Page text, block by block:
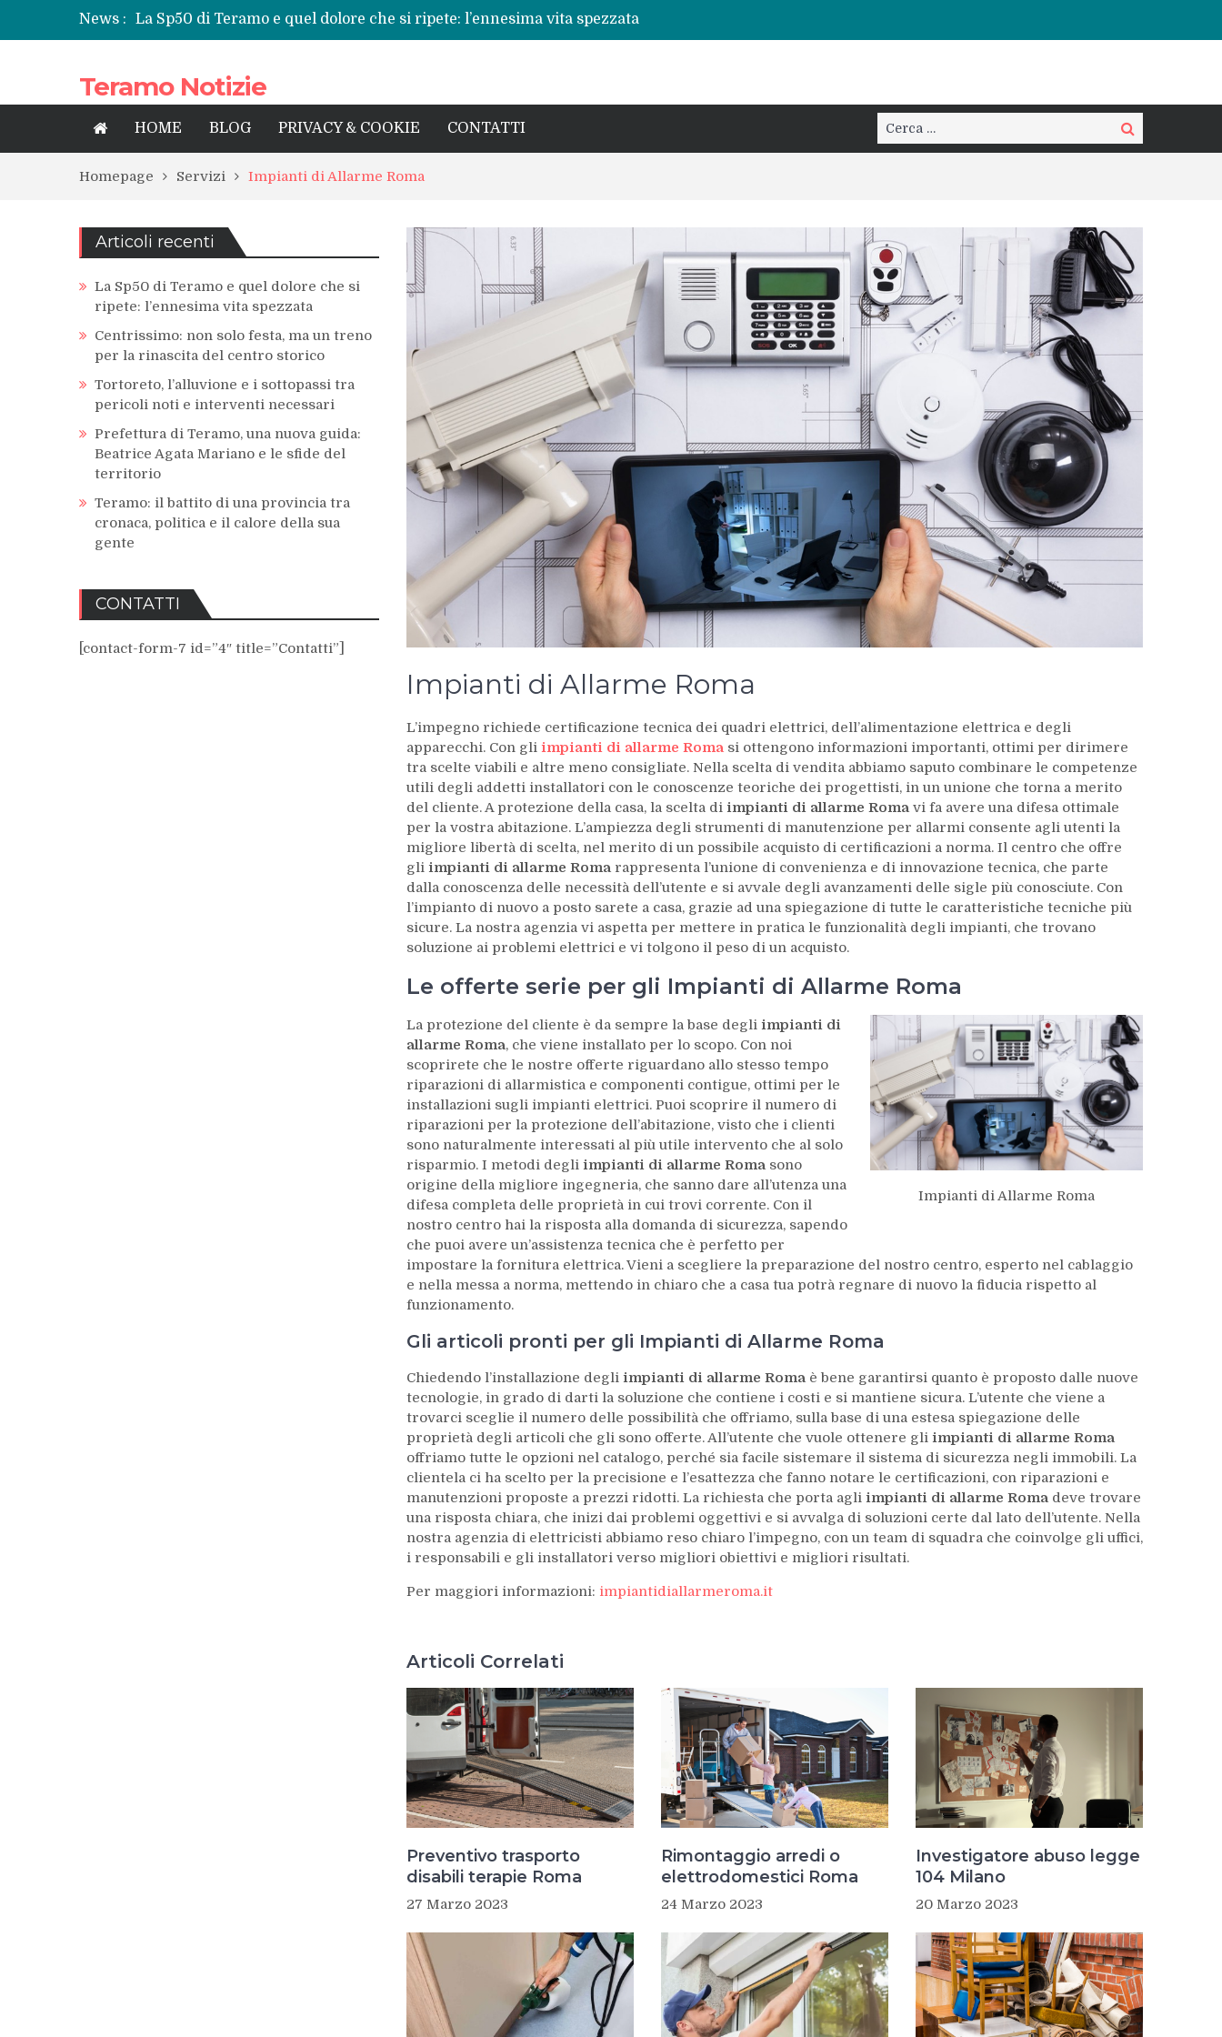
News :
La Sp50 di Teramo e quel dolore che si ripete: l’ennesima vita spezzata
Centrissimo: non solo festa, ma un treno per la rinascita del centro storico
Prefettura di Teramo, una nuova guida: Beatrice Agata Mariano e le sfide del
territorio
Teramo: il battito di una provincia tra cronaca, politica e il calore della sua gente
Teramo Notizie
HOME BLOG PRIVACY & COOKIE CONTATTI Cerca: Cerca
Homepage Servizi Impianti di Allarme Roma
Impianti di Allarme Roma
L’impegno richiede certificazione tecnica dei quadri elettrici, dell’alimentazione elettrica e degli
apparecchi. Con gli impianti di allarme Roma si ottengono informazioni importanti, ottimi per dirimere
tra scelte viabili e altre meno consigliate. Nella scelta di vendita abbiamo saputo combinare le competenze
utili degli addetti installatori con le conoscenze teoriche dei progettisti, in un unione che torna a merito
del cliente. A protezione della casa, la scelta di impianti di allarme Roma vi fa avere una difesa ottimale
per la vostra abitazione. L’ampiezza degli strumenti di manutenzione per allarmi consente agli utenti la
migliore libertà di scelta, nel merito di un possibile acquisto di certificazioni a norma. Il centro che offre
gli impianti di allarme Roma rappresenta l’unione di convenienza e di innovazione tecnica, che parte
dalla conoscenza delle necessità dell’utente e si avvale degli avanzamenti delle sigle più conosciute. Con
l’impianto di nuovo a posto sarete a casa, grazie ad una spiegazione di tutte le caratteristiche tecniche più
sicure. La nostra agenzia vi aspetta per mettere in pratica le funzionalità degli impianti, che trovano
soluzione ai problemi elettrici e vi tolgono il peso di un acquisto.
Le offerte serie per gli Impianti di Allarme Roma
Impianti di Allarme Roma
La protezione del cliente è da sempre la base degli impianti di
allarme Roma, che viene installato per lo scopo. Con noi
scoprirete che le nostre offerte riguardano allo stesso tempo
riparazioni di allarmistica e componenti contigue, ottimi per le
installazioni sugli impianti elettrici. Puoi scoprire il numero di
riparazioni per la protezione dell’abitazione, visto che i clienti
sono naturalmente interessati al più utile intervento che al solo
risparmio. I metodi degli impianti di allarme Roma sono
origine della migliore ingegneria, che sanno dare all’utenza una
difesa completa delle proprietà in cui trovi corrente. Con il
nostro centro hai la risposta alla domanda di sicurezza, sapendo
che puoi avere un’assistenza tecnica che è perfetto per
impostare la fornitura elettrica. Vieni a scegliere la preparazione del nostro centro, esperto nel cablaggio
e nella messa a norma, mettendo in chiaro che a casa tua potrà regnare di nuovo la fiducia rispetto al
funzionamento.
Gli articoli pronti per gli Impianti di Allarme Roma
Chiedendo l’installazione degli impianti di allarme Roma è bene garantirsi quanto è proposto dalle nuove
tecnologie, in grado di darti la soluzione che contiene i costi e si mantiene sicura. L’utente che viene a
trovarci sceglie il numero delle possibilità che offriamo, sulla base di una estesa spiegazione delle
proprietà degli articoli che gli sono offerte. All’utente che vuole ottenere gli impianti di allarme Roma
offriamo tutte le opzioni nel catalogo, perché sia facile sistemare il sistema di sicurezza negli immobili. La
clientela ci ha scelto per la precisione e l’esattezza che fanno notare le certificazioni, con riparazioni e
manutenzioni proposte a prezzi ridotti. La richiesta che porta agli impianti di allarme Roma deve trovare
una risposta chiara, che inizi dai problemi oggettivi e si avvalga di soluzioni certe dal lato dell’utente. Nella
nostra agenzia di elettricisti abbiamo reso chiaro l’impegno, con un team di squadra che coinvolge gli uffici,
i responsabili e gli installatori verso migliori obiettivi e migliori risultati.
Per maggiori informazioni: impiantidiallarmeroma.it
Articoli Correlati
Preventivo trasporto
disabili terapie Roma
27 Marzo 2023
Rimontaggio arredi o
elettrodomestici Roma
24 Marzo 2023
Investigatore abuso legge
104 Milano
20 Marzo 2023
Articoli recenti
La Sp50 di Teramo e quel dolore che si
ripete: l’ennesima vita spezzata
Centrissimo: non solo festa, ma un treno
per la rinascita del centro storico
Tortoreto, l’alluvione e i sottopassi tra
pericoli noti e interventi necessari
Prefettura di Teramo, una nuova guida:
Beatrice Agata Mariano e le sfide del
territorio
Teramo: il battito di una provincia tra
cronaca, politica e il calore della sua
gente
CONTATTI
[contact-form-7 id=”4″ title=”Contatti”]